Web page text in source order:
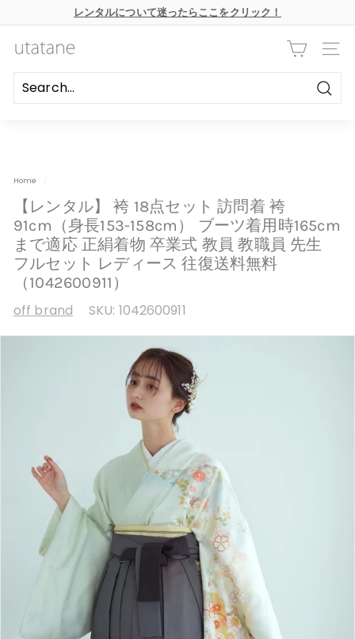
へ
ス
レンタルについて迷ったらここをクリック！
u
a
e
ナビ
Home
【レンタル】 袴 18点セット 訪問着 袴
91cm（身長153-158cm） ブーツ着用時165cm
まで適応 正絹着物 卒業式 教員 教職員 先生
フルセット レディース 往復送料無料
（1042600911）
off brand
SKU: 1042600911